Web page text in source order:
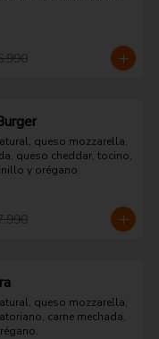
queso mozzarella,
queso cheddar, tocino,
y orégano.
queso mozzarella,
carne mechada,